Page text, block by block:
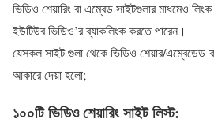
ভিডিও শেয়ারিং বা এম্বেড সাইটগুলার মাধমেও
ইউটিউব ভিডিও’র ব্যাকলিংক করতে পারেন।
যেসকল সাইট গুলা থেকে ভিডিও শেয়ার/এম্বেডেড
আকারে দেয়া হলো;
১০০টি ভিডিও শেয়ারিং সাইট লিস্ট: